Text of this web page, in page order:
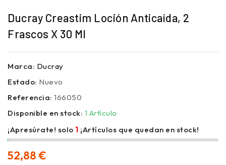
Ducray Creastim Loción Anticaída, 2
Frascos X 30 Ml
Marca: Ducray
Estado: Nuevo
Referencia: 166050
Disponible en stock: 1 Artículo
¡Apresúrate! solo 1 ¡Artículos que quedan en stock!
52,88 €